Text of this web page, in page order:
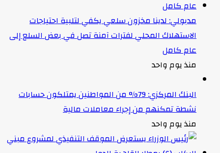
مدبولي: لدينا مخزون سلعي يكفي لتلبية احتياجات
الاستهلاك المحلي لفترات آمنة تصل في بعض السلع إلى
عام كامل
منذ يوم واحد
البنك المركزي: 79% من المواطنين يمتلكون حسابات
نشطة تمكنهم من إجراء معاملات مالية
منذ يوم واحد